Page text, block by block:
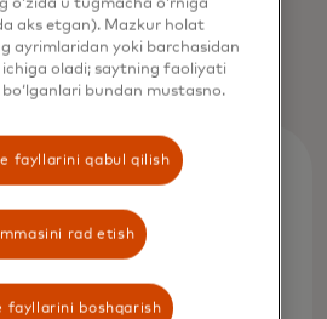
o‘zida u tugmacha o‘rniga
aks etgan). Mazkur holat
ayrimlaridan yoki barchasidan
ichiga oladi; saytning faoliyati
bundan mustasno.
fayllarini qabul qilish
rad etish
fayllarini boshqarish